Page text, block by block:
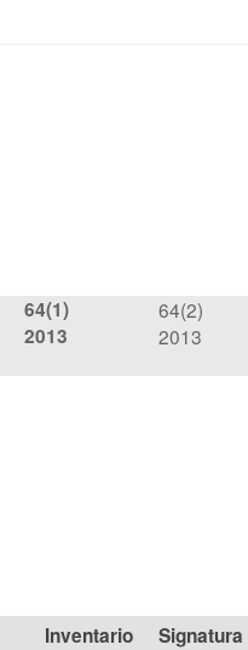
64(1)
2013
64(2)
2013
Signatura